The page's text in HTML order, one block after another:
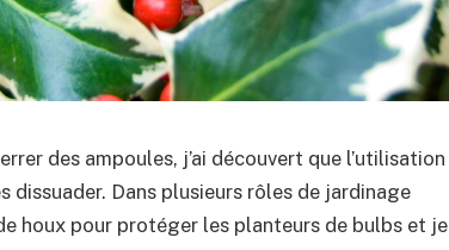
des ampoules, j’ai découvert que l’utilisation
dissuader. Dans plusieurs rôles de jardinage
houx pour protéger les planteurs de bulbs et je